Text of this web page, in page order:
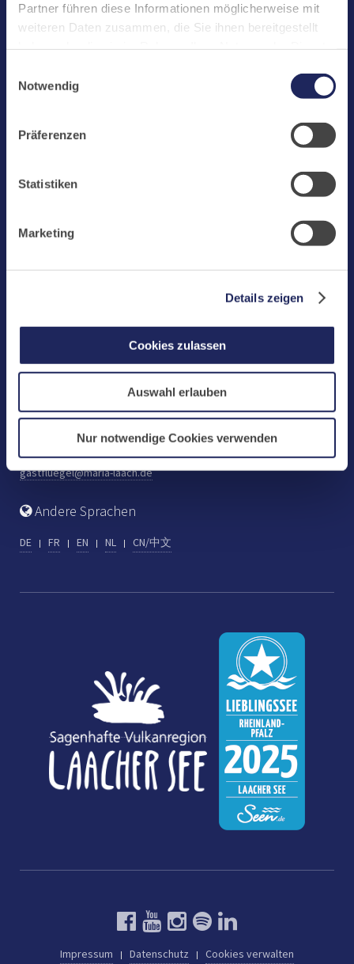
Partner führen diese Informationen möglicherweise mit
weiteren Daten zusammen, die Sie ihnen bereitgestellt
challenges.cloudflare.com: Wir verwenden das online
Buchungssystem MEWS in unserem Hotel und unserem
übermittelt. Cookies von eu5.bookingkit.de: Wir
Buchungen von Bibliotheks- und Klosterführungen. Um
Buchungen durchführen zu können akzeptieren Sie bitte
Notwendig
Präferenzen
Statistiken
Marketing
Details zeigen
Cookies zulassen
Auswahl erlauben
Nur notwendige Cookies verwenden
Spenden
Laacher See
Jobs
Fax: +49 (0) 2652 59-359
www.maria-laach.de
Tel: +49 (0) 2652 59-313
Fax: +49 (0) 2652 59-282
gastfluegel@maria-laach.de
Andere Sprachen
DE FR EN NL CN/中文
Impressum Datenschutz Cookies verwalten